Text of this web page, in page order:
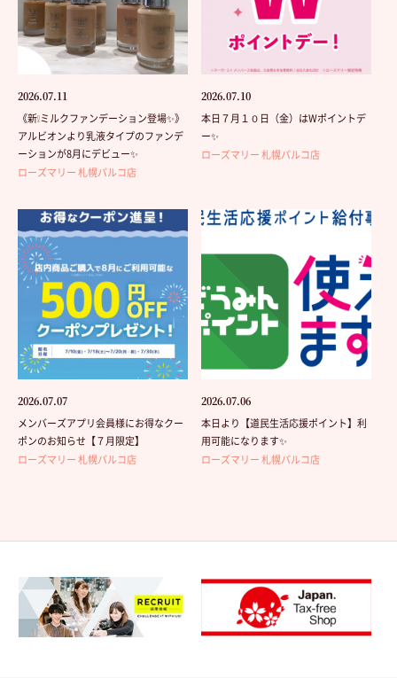
2026.07.11
《新❕ミルクファンデーション登場✨》
アルビオンより乳液タイプのファンデ
ーションが8月にデビュー✨
ローズマリー 札幌パルコ店
2026.07.10
本日７月１０日（金）はWポイントデ
ー✨
ローズマリー 札幌パルコ店
2026.07.07
メンバーズアプリ会員様にお得なクー
ポンのお知らせ【７月限定】
ローズマリー 札幌パルコ店
2026.07.06
本日より【道民生活応援ポイント】利
用可能になります✨
ローズマリー 札幌パルコ店